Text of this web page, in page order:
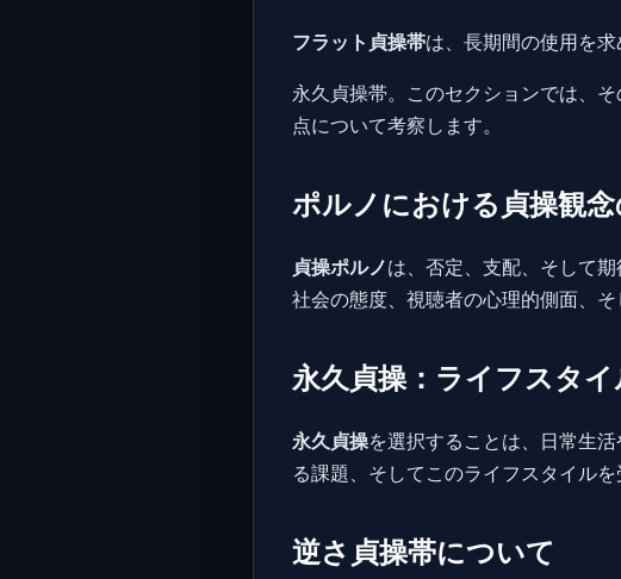
フラット貞操帯は、長期間の使用を
永久貞操帯。このセクションでは、
点について考察します。
ポルノにおける貞操観
貞操ポルノは、否定、支配、そして
社会の態度、視聴者の心理的側面、
永久貞操：ライフスタ
永久貞操を選択することは、日常生
る課題、そしてこのライフスタイル
逆さ貞操帯について